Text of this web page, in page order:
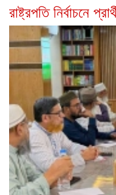
রাষ্ট্রপতি নির্বাচনে